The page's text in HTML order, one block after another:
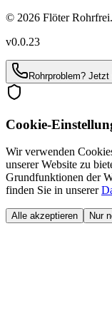
© 2026 Flöter
v0.0.23
Rohrproblem? Jetzt
Cookie-
Wir verwenden
unserer Website zu
Grundfunktionen der
finden Sie in unserer
Alle akzeptieren Nur